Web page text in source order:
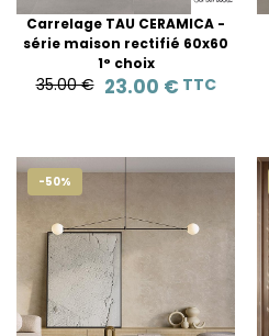
Carrelage TAU CERAMICA -
série maison rectifié 60x60
1° choix
35.00 € 23.00 € TTC
-50%